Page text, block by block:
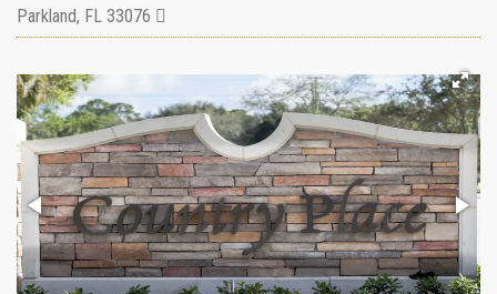
Parkland, FL 33076